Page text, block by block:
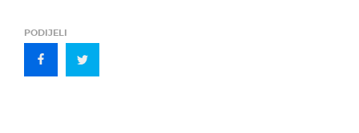
PODIJELI